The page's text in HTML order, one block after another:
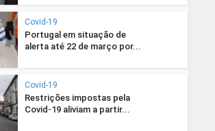
Covid-19
Portugal em situação de
alerta até 22 de março por...
Covid-19
Restrições impostas pela
Covid-19 aliviam a partir...